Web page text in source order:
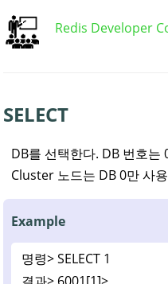
Redis Developer
SELECT
DB를 선택한다. DB 번호
Cluster 노드는 DB 0만 사
Example
명령>SELECT 1